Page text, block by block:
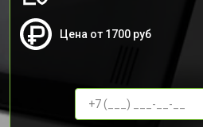
Цена от 1700 руб